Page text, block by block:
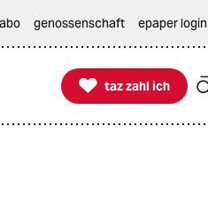
abo genossenschaft epaper login

taz zahl ich
taz zahl ich